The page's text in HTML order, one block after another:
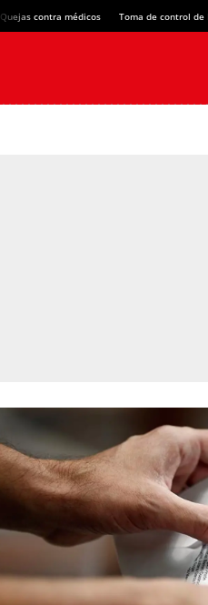
Quejas contra médicos Toma de control de